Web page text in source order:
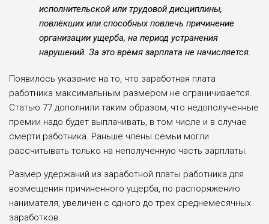
исполнительской или трудовой дис­циплины,
повлёкших или способ­ных повлечь причинение
организа­ции ущерба, на период устранения
нарушений. За это время зарплата не начисляется.
Появилось указание на то, что зара­ботная плата
работника максималь­ным размером не ограничивается.
Статью 77 дополнили таким обра­зом, что недополученные
премии надо будет выплачивать, в том числе и в случае
смерти работника. Раньше чле­ны семьи могли
рассчитывать толь­ко на неполученную часть зарплаты.
Размер удержаний из заработной платы работника для
возмещения причиненного ущерба, по распоряже­нию
нанимателя, увеличен с одного до трех среднемесячных
заработков.